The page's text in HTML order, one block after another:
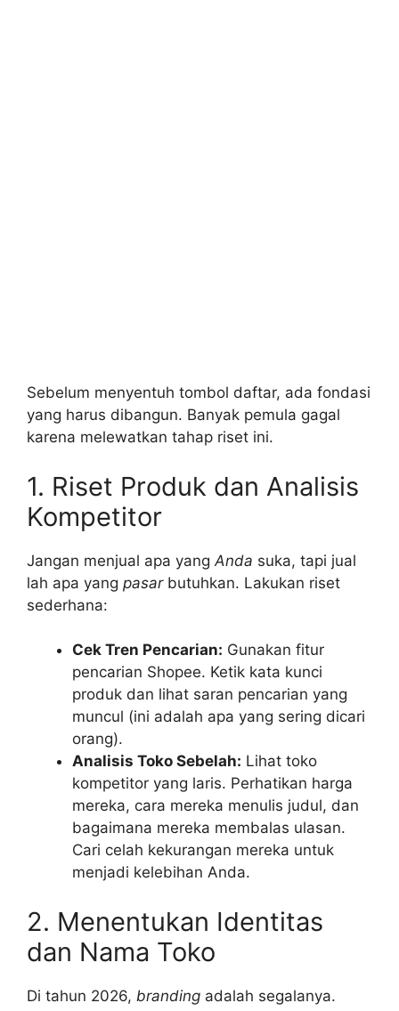
Sebelum menyentuh tombol daftar, ada fondasi
yang harus dibangun. Banyak pemula gagal
karena melewatkan tahap riset ini.
1. Riset Produk dan Analisis
Kompetitor
Jangan menjual apa yang Anda suka, tapi jual
lah apa yang pasarbutuhkan. Lakukan riset
sederhana:
Cek Tren Pencarian: Gunakan fitur
pencarian Shopee. Ketik kata kunci
produk dan lihat saran pencarian yang
muncul (ini adalah apa yang sering dicari
orang).
Analisis Toko Sebelah: Lihat toko
kompetitor yang laris. Perhatikan harga
mereka, cara mereka menulis judul, dan
bagaimana mereka membalas ulasan.
Cari celah kekurangan mereka untuk
menjadi kelebihan Anda.
2. Menentukan Identitas
dan Nama Toko
Di tahun 2026, branding adalah segalanya.